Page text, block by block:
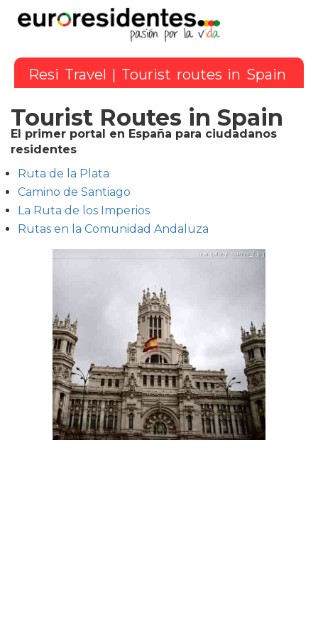
Resi Travel | Tourist routes in Spain
Tourist Routes in Spain
El primer portal en España para ciudadanos
residentes
Ruta de la Plata
Camino de Santiago
La Ruta de los Imperios
Rutas en la Comunidad Andaluza